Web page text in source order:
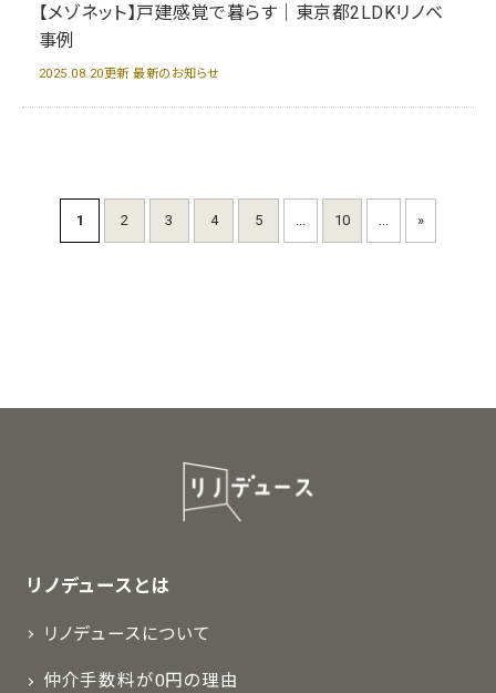
【メゾネット】戸建感覚で暮らす｜東京都2LDKリノベ
事例
2025.08.20更新 最新のお知らせ
1 2 3 4 5 10 »
リノデュースとは
リノデュースについて
仲介手数料が0円の理由